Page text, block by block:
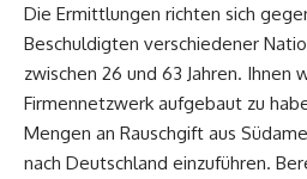
Die Ermittlungen richten sich
Beschuldigten verschiedener
zwischen 26 und 63 Jahren. Ihnen
Firmennetzwerk aufgebaut zu
Mengen an Rauschgift aus
nach Deutschland einzuführen.